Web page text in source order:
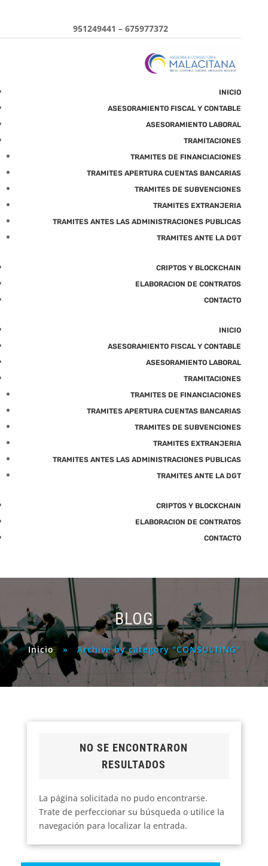
951249441 – 675977372
INICIO
ASESORAMIENTO FISCAL Y CONTABLE
ASESORAMIENTO LABORAL
TRAMITACIONES
TRAMITES DE FINANCIACIONES
TRAMITES APERTURA CUENTAS BANCARIAS
TRAMITES DE SUBVENCIONES
TRAMITES EXTRANJERIA
TRAMITES ANTES LAS ADMINISTRACIONES PUBLICAS
TRAMITES ANTE LA DGT
CRIPTOS Y BLOCKCHAIN
ELABORACION DE CONTRATOS
CONTACTO
INICIO
ASESORAMIENTO FISCAL Y CONTABLE
ASESORAMIENTO LABORAL
TRAMITACIONES
TRAMITES DE FINANCIACIONES
TRAMITES APERTURA CUENTAS BANCARIAS
TRAMITES DE SUBVENCIONES
TRAMITES EXTRANJERIA
TRAMITES ANTES LAS ADMINISTRACIONES PUBLICAS
TRAMITES ANTE LA DGT
CRIPTOS Y BLOCKCHAIN
ELABORACION DE CONTRATOS
CONTACTO
BLOG
Inicio» Archive by category "CONSULTING"
NO SE ENCONTRARON
RESULTADOS
La página solicitada no pudo encontrarse.
Trate de perfeccionar su búsqueda o utilice la
navegación para localizar la entrada.